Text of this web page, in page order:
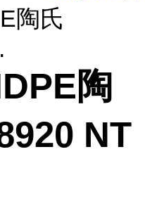
陶氏
陶
NT